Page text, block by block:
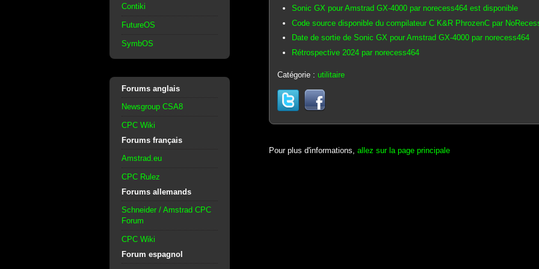
Contiki
FutureOS
SymbOS
Forums anglais
Newsgroup CSA8
CPC Wiki
Forums français
Amstrad.eu
CPC Rulez
Forums allemands
Schneider / Amstrad CPC
Forum
CPC Wiki
Forum espagnol
Sonic GX pour Amstrad GX-4000 par norecess464 est disponible
Code source disponible du compilateur C K&R PhrozenC par
Date de sortie de Sonic GX pour Amstrad GX-4000 par norecess464
Rétrospective 2024 par norecess464
Catégorie : utilitaire
Pour plus d'informations, allez sur la page principale